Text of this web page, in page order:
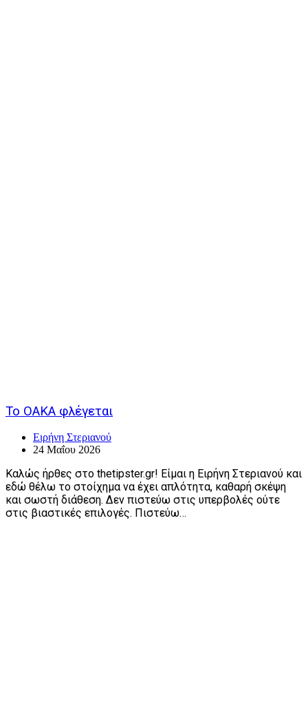
Το ΟΑΚΑ φλέγεται
Ειρήνη Στεριανού
24 Μαΐου 2026
Καλώς ήρθες στο thetipster.gr! Είμαι η Ειρήνη Στεριανού και
εδώ θέλω το στοίχημα να έχει απλότητα, καθαρή σκέψη
και σωστή διάθεση. Δεν πιστεύω στις υπερβολές ούτε
στις βιαστικές επιλογές. Πιστεύω…